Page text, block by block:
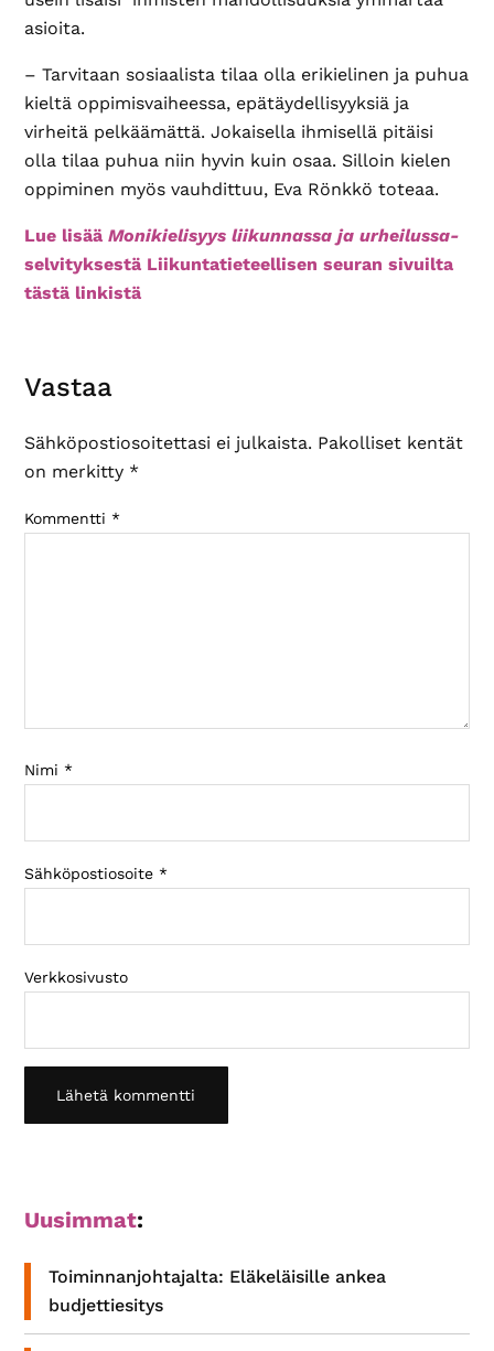
asioita.
– Tarvitaan sosiaalista tilaa olla erikielinen ja puhua
kieltä oppimisvaiheessa, epätäydellisyyksiä ja
virheitä pelkäämättä. Jokaisella ihmisellä pitäisi
olla tilaa puhua niin hyvin kuin osaa. Silloin kielen
oppiminen myös vauhdittuu, Eva Rönkkö toteaa.
Lue lisää Monikielisyys liikunnassa ja urheilussa-
selvityksestä Liikuntatieteellisen seuran sivuilta
tästä linkistä
Lukijan
Vastaa
Sähköpostiosoitettasi ei julkaista. Pakolliset kentät
on merkitty *
Kommentti *
Nimi *
Sähköpostiosoite *
Verkkosivusto
Ensisijainen
Uusimmat:
Toiminnanjohtajalta: Eläkeläisille ankea
budjettiesitys